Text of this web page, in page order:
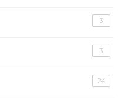
3
3
24